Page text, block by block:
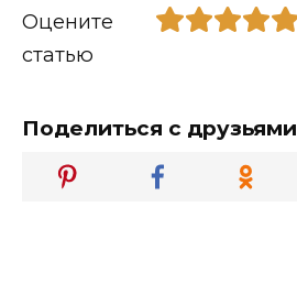
Оцените
статью
Поделиться с друзьями